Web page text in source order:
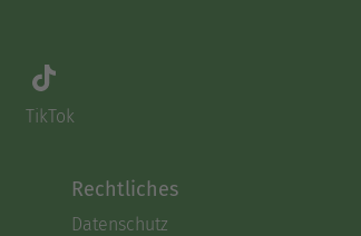
TikTok
Rechtliches
Datenschutz